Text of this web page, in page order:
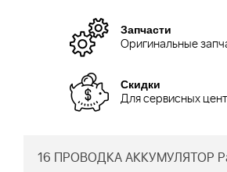
Запчасти
Оригинальные
Скидки
Для сервисных